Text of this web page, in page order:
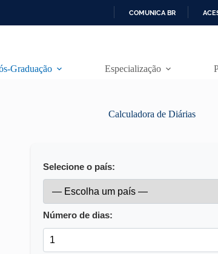
O
COMUNICA BR
Graduação Especialização
Calculadora de Diárias
Selecione o país:
Número de dias: